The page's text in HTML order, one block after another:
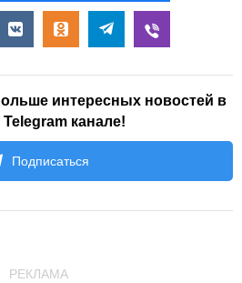
интересных новостей в
канале!
Подписаться
РЕКЛАМА